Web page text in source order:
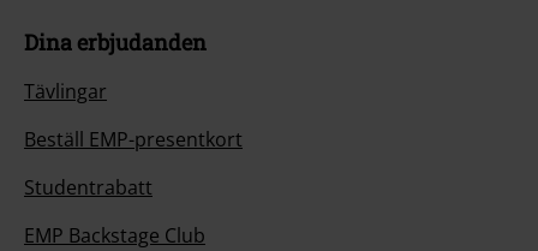
Dina erbjudanden
Tävlingar
Beställ EMP-presentkort
Studentrabatt
EMP Backstage Club